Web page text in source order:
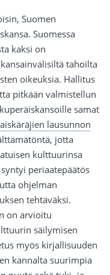
Suomen
Suomessa
kaksi on
tahoilta
oikeuksia. Hallitus
pitkään valmistellun
samat
lausunnon
jotta
kulttuurinsa
periaatepäätös
ohjelman
tehtäväksi.
on arvioitu
säilymisen
myös kirjallisuuden
kannalta suurimpia